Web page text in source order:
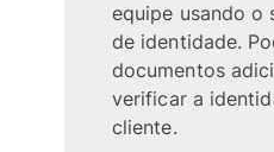
equipe usando o
de identidade.
documentos
verificar a
cliente.